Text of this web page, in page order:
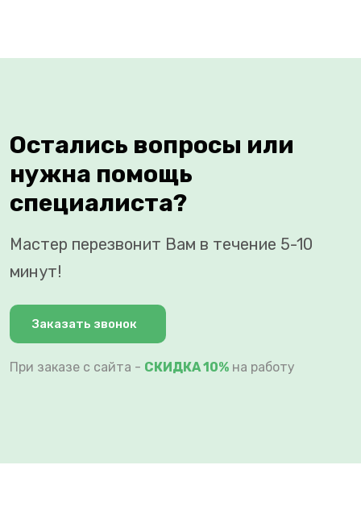
Остались вопросы или
нужна помощь
специалиста?
Мастер перезвонит Вам в течение 5-10
минут!
Заказать звонок
При заказе с сайта - СКИДКА 10% на работу